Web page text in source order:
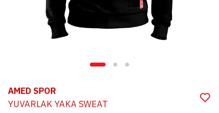
AMED SPOR
YUVARLAK YAKA SWEAT